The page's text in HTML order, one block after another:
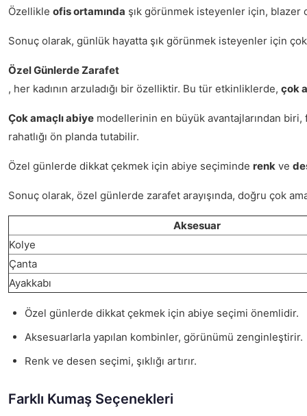
Özellikle ofis ortamında şık görünmek isteyenler için, blazer
Sonuç olarak, günlük hayatta şık görünmek isteyenler için
Özel Günlerde Zarafet
, her kadının arzuladığı bir özelliktir. Bu tür etkinliklerde, çok
Çok amaçlı abiye modellerinin en büyük avantajlarından
rahatlığı ön planda tutabilir.
Özel günlerde dikkat çekmek için abiye seçiminde renk ve
Sonuç olarak, özel günlerde zarafet arayışında, doğru çok
Aksesuar
Kolye
Çanta
Ayakkabı
Özel günlerde dikkat çekmek için abiye seçimi önemlidir.
Aksesuarlarla yapılan kombinler, görünümü zenginleştirir.
Renk ve desen seçimi, şıklığı artırır.
Farklı Kumaş Seçenekleri